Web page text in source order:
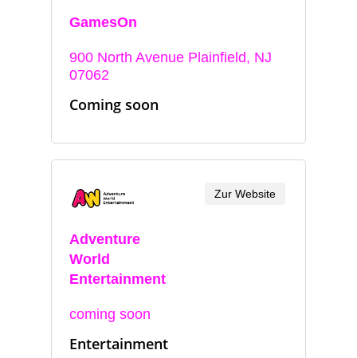
GamesOn
900 North Avenue Plainfield, NJ
07062
Coming soon
Adventure
World
Entertainment
coming soon
Entertainment
Zur Website